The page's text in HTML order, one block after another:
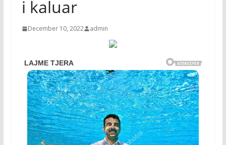
i kaluar
December 10, 2022 admin